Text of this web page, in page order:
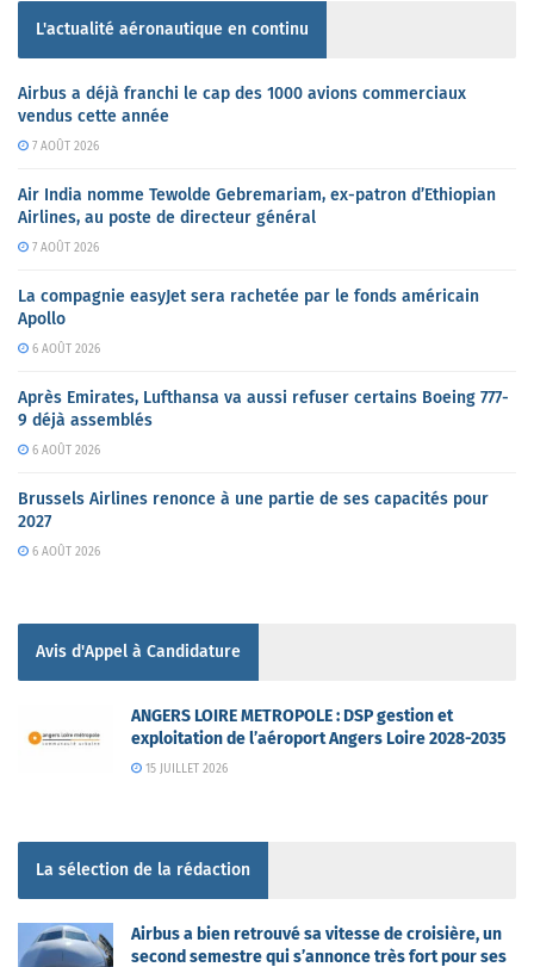
L'actualité aéronautique en continu
Airbus a déjà franchi le cap des 1000 avions commerciaux
vendus cette année
7 AOÛT 2026
Air India nomme Tewolde Gebremariam, ex-patron d’Ethiopian
Airlines, au poste de directeur général
7 AOÛT 2026
La compagnie easyJet sera rachetée par le fonds américain
Apollo
6 AOÛT 2026
Après Emirates, Lufthansa va aussi refuser certains Boeing 777-
9 déjà assemblés
6 AOÛT 2026
Brussels Airlines renonce à une partie de ses capacités pour
2027
6 AOÛT 2026
Avis d'Appel à Candidature
ANGERS LOIRE METROPOLE : DSP gestion et
exploitation de l’aéroport Angers Loire 2028-2035
15 JUILLET 2026
La sélection de la rédaction
Airbus a bien retrouvé sa vitesse de croisière, un
second semestre qui s’annonce très fort pour ses